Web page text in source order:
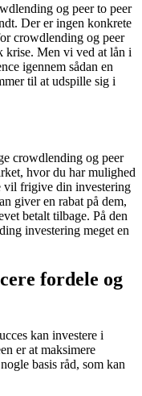
og peer to peer
Der er ingen konkrete
crowdlending og peer
krise. Men vi ved at lån i
igennem sådan en
til at udspille sig i
crowdlending og peer
hvor du har mulighed
vil frigive din investering
giver en rabat på dem,
betalt tilbage. På den
investering meget en
fordele og
kan investere i
er at maksimere
basis råd, som kan